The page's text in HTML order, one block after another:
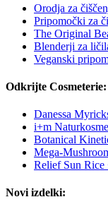
Orodja za
Pripomočki za
The Original
Blenderji za
Veganski
Odkrijte Cosmeterie:
Danessa
i+m
Botanical
Mega-
Relief Sun
Novi izdelki: